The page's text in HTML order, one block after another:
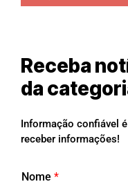
Receba
da
Informação confiável
receber informações!
Nome *